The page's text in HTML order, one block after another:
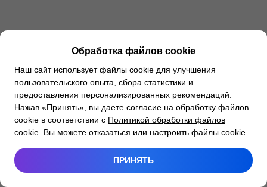
Обработка файлов cookie
Наш сайт использует файлы cookie для улучшения
пользовательского опыта, сбора статистики и
предоставления персонализированных рекомендаций.
Нажав «Принять», вы даете согласие на обработку файлов
cookie в соответствии с Политикой обработки файлов
cookie . Вы можете отказаться или настроить файлы cookie
ПРИНЯТЬ